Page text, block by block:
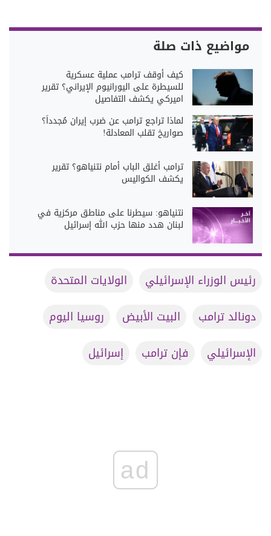
مواضيع ذات صلة
كيف أوقف ترامب عملية عسكرية
للسيطرة على اليورانيوم الإيراني؟ تقرير
اميركي يكشف التفاصيل
لماذا تراجع ترامب عن ضرب إيران مُجدداً؟
صواريخ تقلب المعادلة!
ترامب أغلق الباب أمام نتنياهو؟ تقرير
يكشف الكواليس
نتنياهو: سيطرنا على مناطق مركزية في
لبنان هدد منها حزب الله إسرائيل
رئيس الوزراء الإسرائيلي
الولايات المتحدة
دونالد ترامب
البيت الأبيض
روسيا اليوم
الإسرائيلي
فإن ترامب إسرائيل
ad